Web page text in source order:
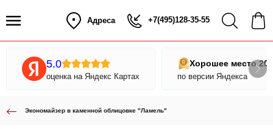
Адреса +7(495)128-35-55
5.0
оценка на Яндекс Картах
Хорошее место
по версии Яндекса
Экономайзер в каменной облицовке "Ламель"